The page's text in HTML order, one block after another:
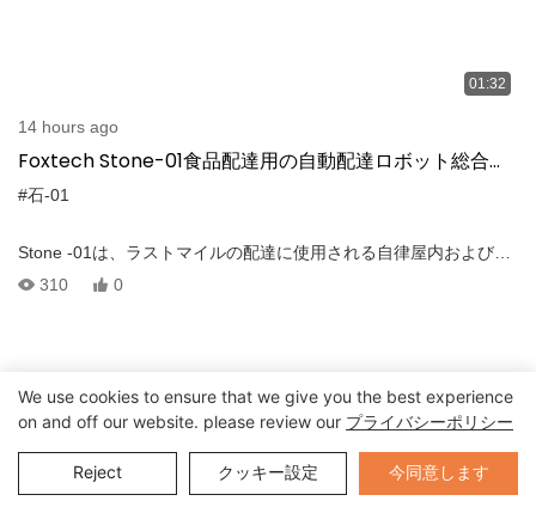
01:32
14 hours ago
Foxtech Stone-01食品配達用の自動配達ロボット総合ス
イッチングドア
#石-01
Stone -01は、ラストマイルの配達に使用される自律屋内および屋
外の配達ロボットであり、宅配便、不動産管理、食品配送などの
ーゴベイは旅中機械的にロックされており、スマートフォンアプ
リを使用して受信者のみが開くことができます。 ロボットの場所
は追跡されるため、顧客は注文の場所を正確に把握し、到着時に
通知を受け取ります。
310 0
Send Inquiry
We use cookies to ensure that we give you the best experience
on and off our website. please review our プライバシーポリシー
Reject クッキー設定 今同意します